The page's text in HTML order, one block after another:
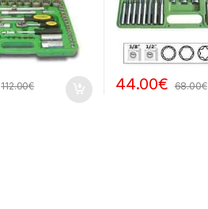
112.00€ 44.00€ 68.00€